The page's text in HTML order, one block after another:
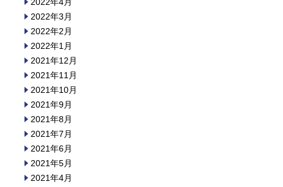
2022年3月
2022年2月
2022年1月
2021年12月
2021年11月
2021年10月
2021年9月
2021年8月
2021年7月
2021年6月
2021年5月
2021年4月